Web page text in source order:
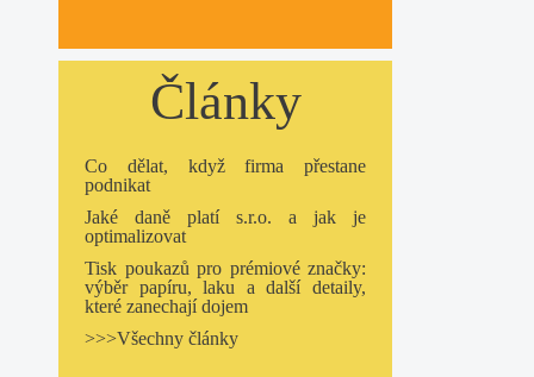
Články
Co dělat, když firma přestane
podnikat
Jaké daně platí s.r.o. a jak je
optimalizovat
Tisk poukazů pro prémiové značky:
výběr papíru, laku a další detaily,
které zanechají dojem
>>>Všechny články